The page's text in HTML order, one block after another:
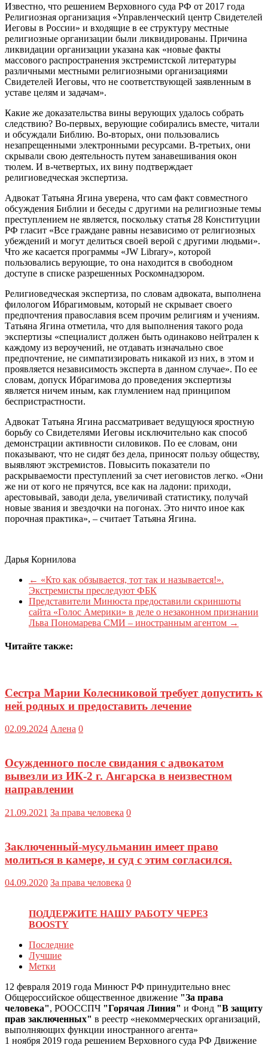
Известно, что решением Верховного суда РФ от 2017 года
Религиозная организация «Управленческий центр Свидетелей
Иеговы в России» и входящие в ее структуру местные
религиозные организации были ликвидированы. Причина
ликвидации организации указана как «новые факты
массового распространения экстремистской литературы
различными местными религиозными организациями
Свидетелей Иеговы, что не соответствующей заявленным в
уставе целям и задачам».
Какие же доказательства вины верующих удалось собрать
следствию? Во-первых, верующие собирались вместе, читали
и обсуждали Библию. Во-вторых, они пользовались
незапрещенными электронными ресурсами. В-третьих, они
скрывали свою деятельность путем занавешивания окон
тюлем. И в-четвертых, их вину подтверждает
религиоведческая экспертиза.
Адвокат Татьяна Ягина уверена, что сам факт совместного
обсуждения Библии и беседы с другими на религиозные темы
преступлением не является, поскольку статья 28 Конституции
РФ гласит «Все граждане равны независимо от религиозных
убеждений и могут делиться своей верой с другими людьми».
Что же касается программы «JW Library», которой
пользовались верующие, то она находится в свободном
доступе в списке разрешенных Роскомнадзором.
Религиоведческая экспертиза, по словам адвоката, выполнена
филологом Ибрагимовым, который не скрывает своего
предпочтения православия всем прочим религиям и учениям.
Татьяна Ягина отметила, что для выполнения такого рода
экспертизы «специалист должен быть одинаково нейтрален к
каждому из вероучений, не отдавать изначально свое
предпочтение, не симпатизировать никакой из них, в этом и
проявляется независимость эксперта в данном случае». По ее
словам, допуск Ибрагимова до проведения экспертизы
является ничем иным, как глумлением над принципом
беспристрастности.
Адвокат Татьяна Ягина рассматривает ведущуюся яростную
борьбу со Свидетелями Иеговы исключительно как способ
демонстрации активности силовиков. По ее словам, они
показывают, что не сидят без дела, приносят пользу обществу,
выявляют экстремистов. Повысить показатели по
раскрываемости преступлений за счет иеговистов легко. «Они
же ни от кого не прячутся, все как на ладони: приходи,
арестовывай, заводи дела, увеличивай статистику, получай
новые звания и звездочки на погонах. Это ничто иное как
порочная практика», – считает Татьяна Ягина.
Дарья Корнилова
← «Кто как обзывается, тот так и называется!».
Экстремисты преследуют ФБК
Представители Минюста предоставили скриншоты
сайта «Голос Америки» в деле о незаконном признании
Льва Пономарева СМИ – иностранным агентом →
Читайте также:
Сестра Марии Колесниковой требует допустить к
ней родных и предоставить лечение
02.09.2024 Алена 0
Осужденного после свидания с адвокатом
вывезли из ИК-2 г. Ангарска в неизвестном
направлении
21.09.2021 За права человека 0
Заключенный-мусульманин имеет право
молиться в камере, и суд с этим согласился.
04.09.2020 За права человека 0
ПОДДЕРЖИТЕ НАШУ РАБОТУ ЧЕРЕЗ
BOOSTY
Последние
Лучшие
Метки
12 февраля 2019 года Минюст РФ принудительно внес
Общероссийское общественное движение "За права
человека", РООССПЧ "Горячая Линия" и Фонд "В защиту
прав заключенных" в реестр «некоммерческих организаций,
выполняющих функции иностранного агента»
1 ноября 2019 года решением Верховного суда РФ Движение